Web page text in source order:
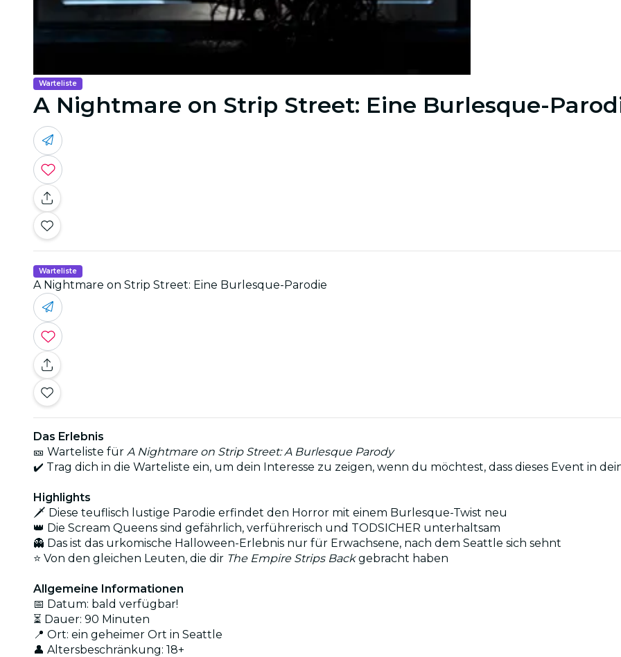
Warteliste
A Nightmare on Strip Street: Eine Burlesque-
Warteliste
A Nightmare on Strip Street: Eine Burlesque-Parodie
Das Erlebnis
🎫 Warteliste für A Nightmare on Strip Street: A Burlesque Parody
✔️ Trag dich in die Warteliste ein, um dein Interesse zu zeigen, wenn du möchtest, dass dieses Event in
Highlights
🗡️ Diese teuflisch lustige Parodie erfindet den Horror mit einem Burlesque-Twist neu
👑 Die Scream Queens sind gefährlich, verführerisch und TODSICHER unterhaltsam
👻 Das ist das urkomische Halloween-Erlebnis nur für Erwachsene, nach dem Seattle sich sehnt
⭐ Von den gleichen Leuten, die dir The Empire Strips Backgebracht haben
Allgemeine Informationen
📅 Datum: bald verfügbar!
⏳ Dauer: 90 Minuten
📍 Ort: ein geheimer Ort in Seattle
👤 Altersbeschränkung: 18+